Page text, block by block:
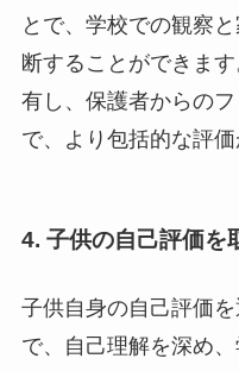
とで、学校での観察
断することができま
有し、保護者からの
で、より包括的な評価
4. 子供の自己評価を
子供自身の自己評価
で、自己理解を深め